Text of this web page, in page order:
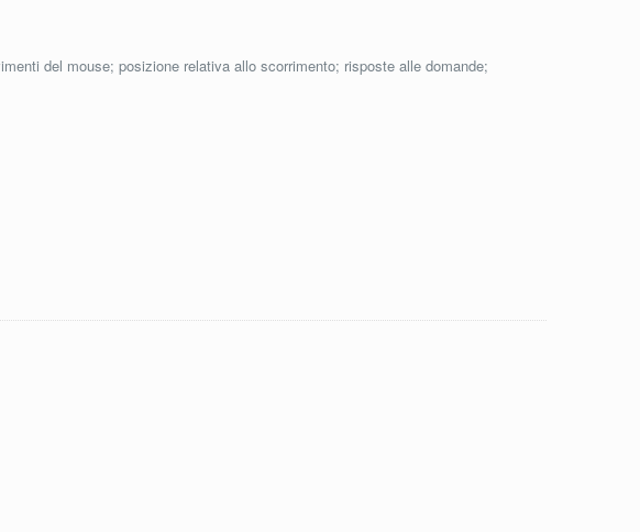
del mouse; posizione relativa allo scorrimento; risposte alle domande;